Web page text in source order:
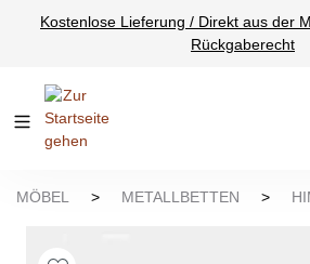
springen
Kostenlose Lieferung / Direkt aus der
Rückgaberecht
MÖBEL > METALLBETTEN >